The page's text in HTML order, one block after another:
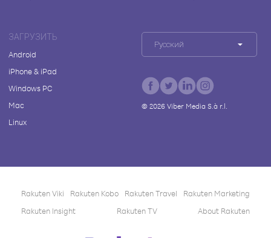
ЗАГРУЗИТЬ
Android
iPhone & iPad
Windows PC
Mac
Linux
Русский
© 2026Viber Media S.à r.l.
Rakuten Viki Rakuten Kobo Rakuten Travel
Rakuten Marketing
Rakuten Insight
Rakuten TV About Rakuten